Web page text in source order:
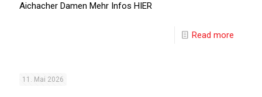
Aichacher Damen Mehr Infos HIER
Read more
11. Mai 2026